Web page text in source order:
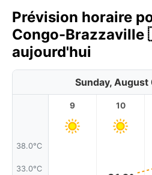
Prévision horaire
Congo-
aujourd'hui
Sunday,
38.0°C
33.0°C
9 10